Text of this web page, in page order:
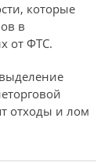
которые
в
от ФТС.
отходы и лом